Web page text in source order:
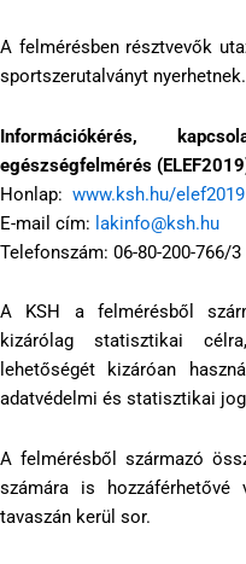
A felmérésben résztvevők
sportszerutalványt nyerhetnek.
Információkérés,
egészségfelmérés
Honlap: www.ksh.hu/elef2019
E-mail cím: lakinfo@ksh.hu
Telefonszám: 06-80-200-766/
A KSH a felmérésből
kizárólag statisztikai
lehetőségét kizáróan
adatvédelmi és statisztikai
A felmérésből származó
számára is hozzáférhetővé
tavaszán kerül sor.